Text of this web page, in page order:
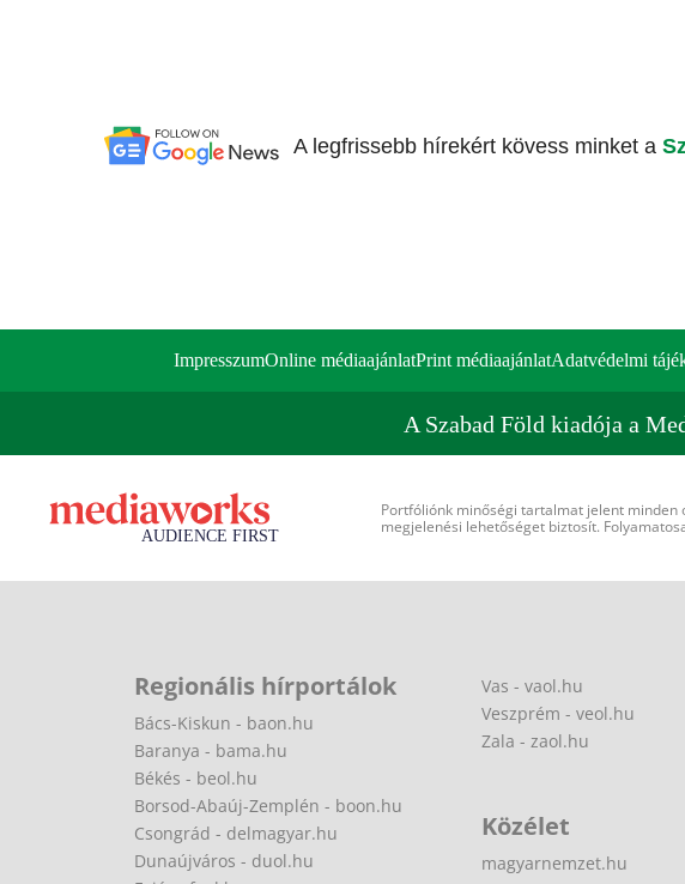
A legfrissebb hírekért kövess minket a
ImpresszumOnline médiaajánlatPrint médiaajánlatAdatvédelmi
A Szabad Föld kiadója a
Portfóliónk minőségi tartalmat jelent minden
megjelenési lehetőséget biztosít.
Regionális hírportálok
Bács-Kiskun - baon.hu
Baranya - bama.hu
Békés - beol.hu
Borsod-Abaúj-Zemplén - boon.hu
Csongrád - delmagyar.hu
Dunaújváros - duol.hu
Vas - vaol.hu
Veszprém - veol.hu
Zala - zaol.hu
Közélet
magyarnemzet.hu